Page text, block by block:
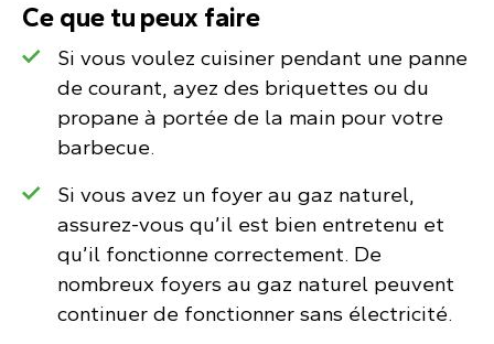
Ce que tu peux faire
Si vous voulez cuisiner pendant une panne
de courant, ayez des briquettes ou du
propane à portée de la main pour votre
barbecue.
Si vous avez un foyer au gaz naturel,
assurez-vous qu’il est bien entretenu et
qu’il fonctionne correctement. De
nombreux foyers au gaz naturel peuvent
continuer de fonctionner sans électricité.